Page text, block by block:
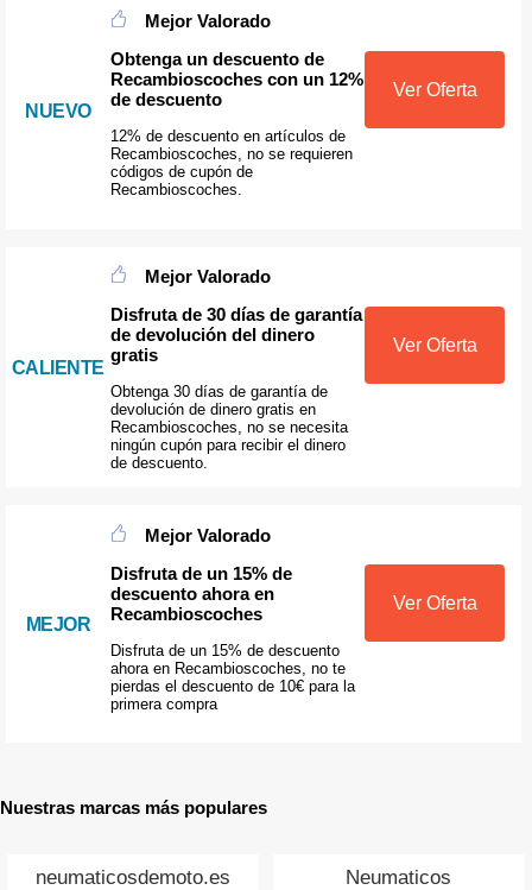
NUEVO
Mejor Valorado
Obtenga un descuento de
Recambioscoches con un 12%
de descuento
12% de descuento en artículos de
Recambioscoches, no se requieren
códigos de cupón de
Recambioscoches.
Ver Oferta
CALIENTE
Mejor Valorado
Disfruta de 30 días de garantía
de devolución del dinero
gratis
Obtenga 30 días de garantía de
devolución de dinero gratis en
Recambioscoches, no se necesita
ningún cupón para recibir el dinero
de descuento.
Ver Oferta
MEJOR
Mejor Valorado
Disfruta de un 15% de
descuento ahora en
Recambioscoches
Disfruta de un 15% de descuento
ahora en Recambioscoches, no te
pierdas el descuento de 10€ para la
primera compra
Ver Oferta
Nuestras marcas más populares
neumaticosdemoto.es Neumaticos